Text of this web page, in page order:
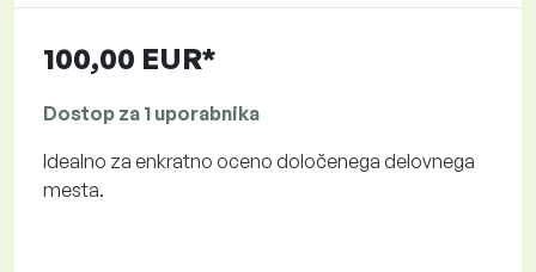
100,00 EUR*
Dostop za 1 uporabnika
Idealno za enkratno oceno določenega delovnega
mesta.